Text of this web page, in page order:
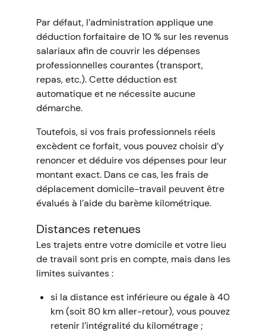
Par défaut, l’administration applique une
déduction forfaitaire de 10 % sur les revenus
salariaux afin de couvrir les dépenses
professionnelles courantes (transport,
repas, etc.). Cette déduction est
automatique et ne nécessite aucune
démarche.
Toutefois, si vos frais professionnels réels
excèdent ce forfait, vous pouvez choisir d’y
renoncer et déduire vos dépenses pour leur
montant exact. Dans ce cas, les frais de
déplacement domicile-travail peuvent être
évalués à l’aide du barème kilométrique.
Distances retenues
Les trajets entre votre domicile et votre lieu
de travail sont pris en compte, mais dans les
limites suivantes :
si la distance est inférieure ou égale à 40
km (soit 80 km aller-retour), vous pouvez
retenir l’intégralité du kilométrage ;